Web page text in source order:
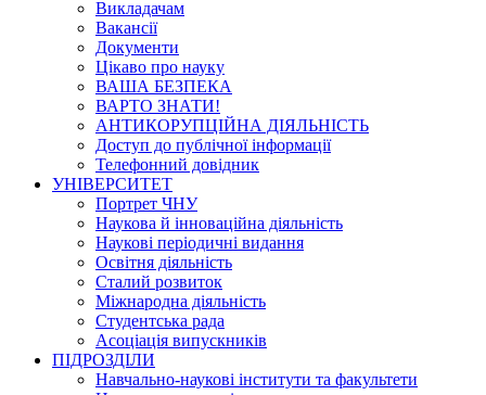
Викладачам
Вакансії
Документи
Цікаво про науку
ВАША БЕЗПЕКА
ВАРТО ЗНАТИ!
АНТИКОРУПЦІЙНА ДІЯЛЬНІСТЬ
Доступ до публічної інформації
Телефонний довідник
УНІВЕРСИТЕТ
Портрет ЧНУ
Наукова й інноваційна діяльність
Наукові періодичні видання
Освітня діяльність
Сталий розвиток
Міжнародна діяльність
Студентська рада
Асоціація випускників
ПІДРОЗДІЛИ
Навчально-наукові інститути та факультети